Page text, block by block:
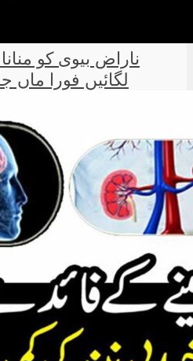
ناراض بیوی کو
لگائیں فورا ماں